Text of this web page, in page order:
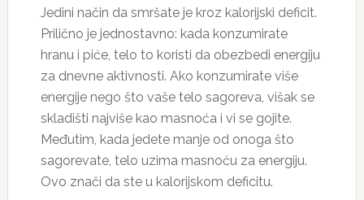
Jedini način da smršate je kroz kalorijski deficit.
Prilično je jednostavno: kada konzumirate
hranu i piće, telo to koristi da obezbedi energiju
za dnevne aktivnosti. Ako konzumirate više
energije nego što vaše telo sagoreva, višak se
skladišti najviše kao masnoća i vi se gojite.
Međutim, kada jedete manje od onoga što
sagorevate, telo uzima masnoću za energiju.
Ovo znači da ste u kalorijskom deficitu.